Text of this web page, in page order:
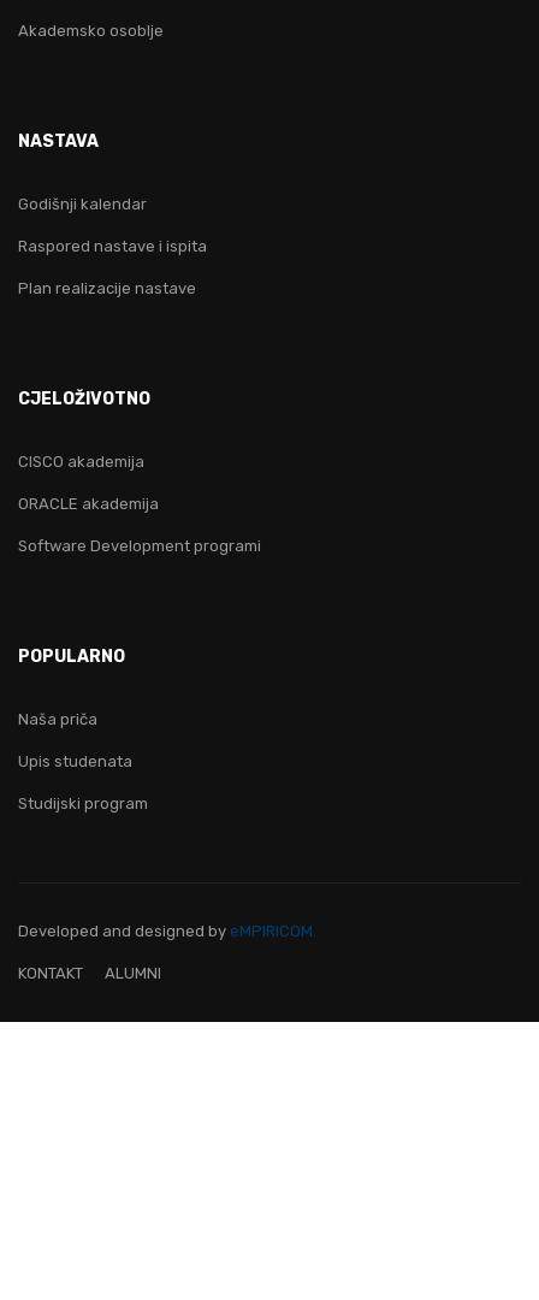
Akademsko osoblje
NASTAVA
Godišnji kalendar
Raspored nastave i ispita
Plan realizacije nastave
CJELOŽIVOTNO
CISCO akademija
ORACLE akademija
Software Development programi
POPULARNO
Naša priča
Upis studenata
Studijski program
Developed and designed by eMPIRICOM.
KONTAKT ALUMNI